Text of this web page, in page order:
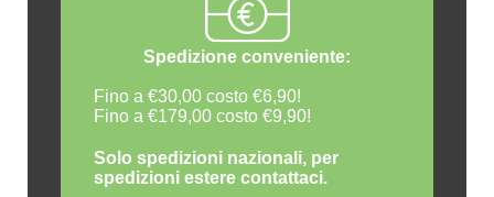
Spedizione conveniente:
Fino a €30,00 costo €6,90!
Fino a €179,00 costo €9,90!
Solo spedizioni nazionali, per
spedizioni estere contattaci.